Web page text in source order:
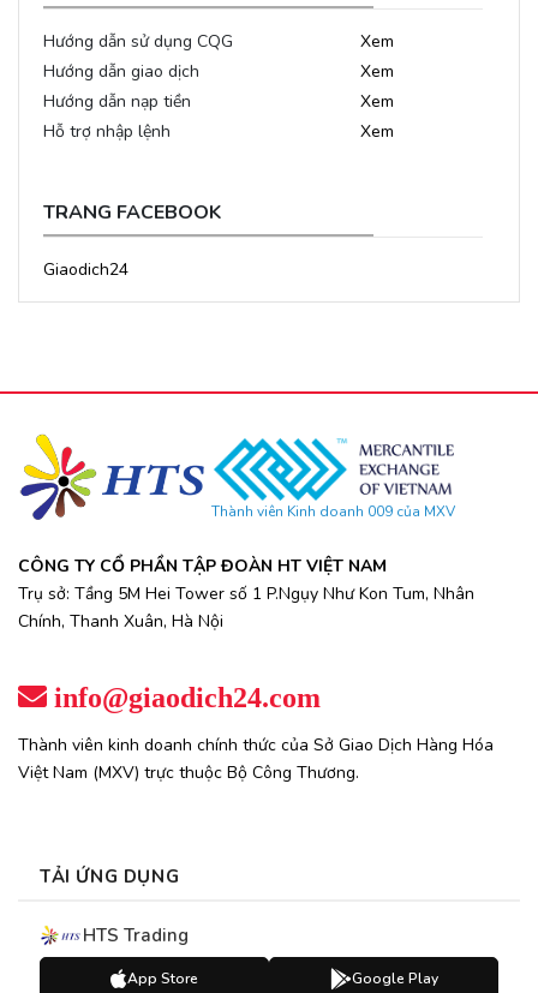
Hướng dẫn sử dụng CQG
Xem
Hướng dẫn giao dịch
Xem
Hướng dẫn nạp tiền
Xem
Hỗ trợ nhập lệnh
Xem
TRANG FACEBOOK
Giaodich24
Thành viên Kinh doanh 009 của MXV
CÔNG TY CỔ PHẦN TẬP ĐOÀN HT VIỆT NAM
Trụ sở: Tầng 5M Hei Tower số 1 P.Ngụy Như Kon Tum, Nhân
Chính, Thanh Xuân, Hà Nội
info@giaodich24.com
Thành viên kinh doanh chính thức của Sở Giao Dịch Hàng Hóa
Việt Nam (MXV) trực thuộc Bộ Công Thương.
TẢI ỨNG DỤNG
HTS Trading
App Store Google Play